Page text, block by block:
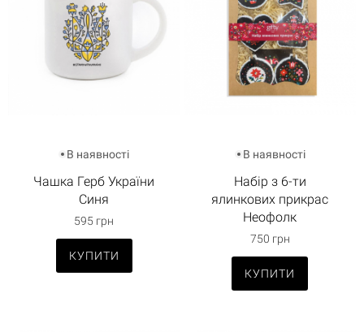
В наявності
Чашка Герб України
Синя
595 грн
КУПИТИ
В наявності
Набір з 6-ти
ялинкових прикрас
Неофолк
750 грн
КУПИТИ